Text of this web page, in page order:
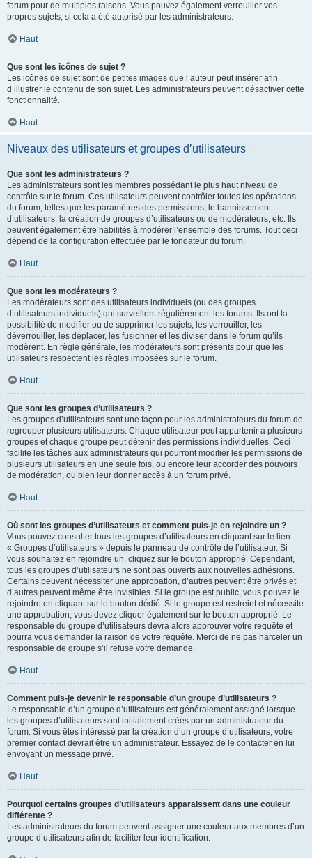
forum pour de multiples raisons. Vous pouvez également verrouiller vos
propres sujets, si cela a été autorisé par les administrateurs.
Haut
Que sont les icônes de sujet ?
Les icônes de sujet sont de petites images que l’auteur peut insérer afin
d’illustrer le contenu de son sujet. Les administrateurs peuvent désactiver cette
fonctionnalité.
Haut
Niveaux des utilisateurs et groupes d’utilisateurs
Que sont les administrateurs ?
Les administrateurs sont les membres possédant le plus haut niveau de
contrôle sur le forum. Ces utilisateurs peuvent contrôler toutes les opérations
du forum, telles que les paramètres des permissions, le bannissement
d’utilisateurs, la création de groupes d’utilisateurs ou de modérateurs, etc. Ils
peuvent également être habilités à modérer l’ensemble des forums. Tout ceci
dépend de la configuration effectuée par le fondateur du forum.
Haut
Que sont les modérateurs ?
Les modérateurs sont des utilisateurs individuels (ou des groupes
d’utilisateurs individuels) qui surveillent régulièrement les forums. Ils ont la
possibilité de modifier ou de supprimer les sujets, les verrouiller, les
déverrouiller, les déplacer, les fusionner et les diviser dans le forum qu’ils
modèrent. En règle générale, les modérateurs sont présents pour que les
utilisateurs respectent les règles imposées sur le forum.
Haut
Que sont les groupes d’utilisateurs ?
Les groupes d’utilisateurs sont une façon pour les administrateurs du forum de
regrouper plusieurs utilisateurs. Chaque utilisateur peut appartenir à plusieurs
groupes et chaque groupe peut détenir des permissions individuelles. Ceci
facilite les tâches aux administrateurs qui pourront modifier les permissions de
plusieurs utilisateurs en une seule fois, ou encore leur accorder des pouvoirs
de modération, ou bien leur donner accès à un forum privé.
Haut
Où sont les groupes d’utilisateurs et comment puis-je en rejoindre un ?
Vous pouvez consulter tous les groupes d’utilisateurs en cliquant sur le lien
« Groupes d’utilisateurs » depuis le panneau de contrôle de l’utilisateur. Si
vous souhaitez en rejoindre un, cliquez sur le bouton approprié. Cependant,
tous les groupes d’utilisateurs ne sont pas ouverts aux nouvelles adhésions.
Certains peuvent nécessiter une approbation, d’autres peuvent être privés et
d’autres peuvent même être invisibles. Si le groupe est public, vous pouvez le
rejoindre en cliquant sur le bouton dédié. Si le groupe est restreint et nécessite
une approbation, vous devez cliquer également sur le bouton approprié. Le
responsable du groupe d’utilisateurs devra alors approuver votre requête et
pourra vous demander la raison de votre requête. Merci de ne pas harceler un
responsable de groupe s’il refuse votre demande.
Haut
Comment puis-je devenir le responsable d’un groupe d’utilisateurs ?
Le responsable d’un groupe d’utilisateurs est généralement assigné lorsque
les groupes d’utilisateurs sont initialement créés par un administrateur du
forum. Si vous êtes intéressé par la création d’un groupe d’utilisateurs, votre
premier contact devrait être un administrateur. Essayez de le contacter en lui
envoyant un message privé.
Haut
Pourquoi certains groupes d’utilisateurs apparaissent dans une couleur
différente ?
Les administrateurs du forum peuvent assigner une couleur aux membres d’un
groupe d’utilisateurs afin de faciliter leur identification.